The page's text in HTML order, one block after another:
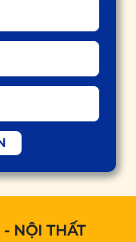
- NỘI THẤT